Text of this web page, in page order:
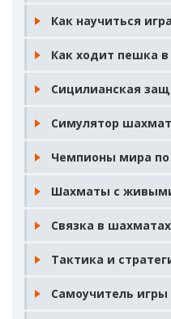
Как научиться
Как ходит пешка
Сицилианская
Симулятор шахмат
Чемпионы мира
Шахматы с
Связка в шахматах
Тактика и
Самоучитель